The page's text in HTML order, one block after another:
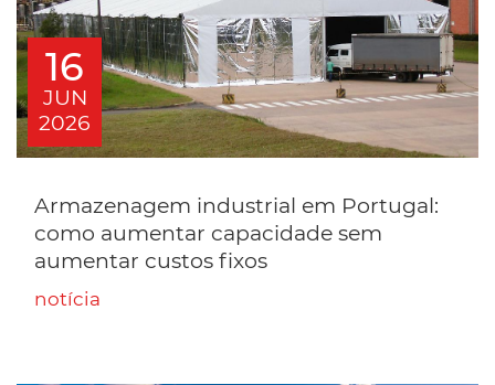
16
JUN
2026
Armazenagem industrial em Portugal:
como aumentar capacidade sem
aumentar custos fixos
notícia